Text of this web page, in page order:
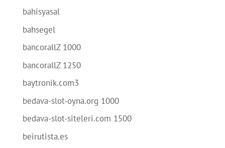
bahisyasal
bahsegel
bancorallZ 1000
bancorallZ 1250
baytronik.com3
bedava-slot-oyna.org 1000
bedava-slot-siteleri.com 1500
beirutista.es